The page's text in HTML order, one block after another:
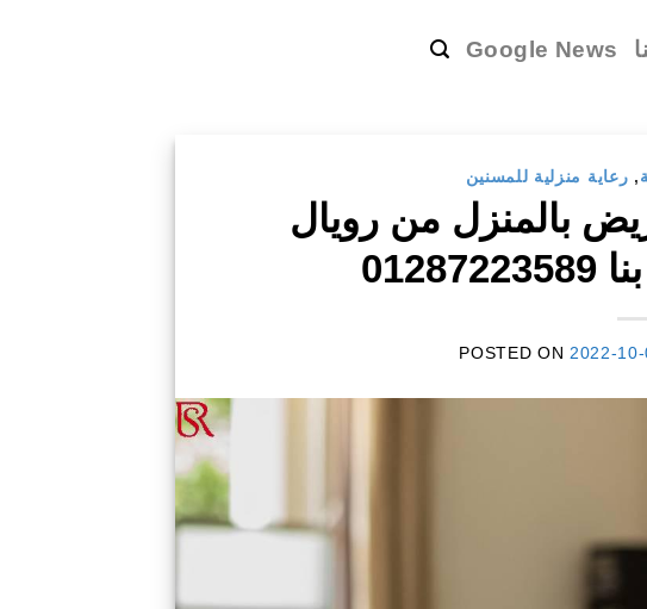
Google News
, رعاية منزلية للمسنين
بالمنزل من رويال
POSTED ON 2022-